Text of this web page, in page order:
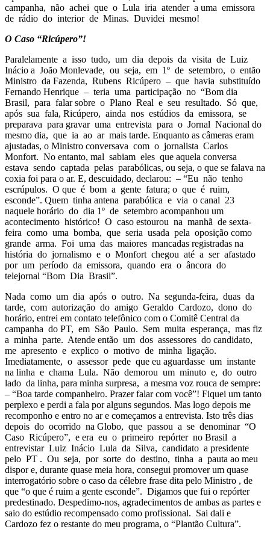
campanha, não achei que o Lula iria atender a uma emissora
de rádio do interior de Minas. Duvidei mesmo!
O Caso “Ricúpero”!
Paralelamente a isso tudo, um dia depois da visita de Luiz
Inácio a João Monlevade, ou seja, em 1º de setembro, o então
Ministro da Fazenda, Rubens Ricúpero – que havia substituído
Fernando Henrique – teria uma participação no “Bom dia
Brasil, para falar sobre o Plano Real e seu resultado. Só que,
após sua fala, Ricúpero, ainda nos estúdios da emissora, se
preparava para gravar uma entrevista para o Jornal Nacional do
mesmo dia, que ia ao ar mais tarde. Enquanto as câmeras eram
ajustadas, o Ministro conversava com o jornalista Carlos
Monfort. No entanto, mal sabiam eles que aquela conversa
estava sendo captada pelas parabólicas, ou seja, o que se falava na
coxia foi para o ar. E, descuidado, declarou: – “Eu não tenho
escrúpulos. O que é bom a gente fatura; o que é ruim,
esconde”. Quem tinha antena parabólica e via o canal 23
naquele horário do dia 1º de setembro acompanhou um
acontecimento histórico! O caso estourou na manhã de sexta-
feira como uma bomba, que seria usada pela oposição como
grande arma. Foi uma das maiores mancadas registradas na
história do jornalismo e o Monfort chegou até a ser afastado
por um período da emissora, quando era o âncora do
telejornal “Bom Dia Brasil”.
Nada como um dia após o outro. Na segunda-feira, duas da
tarde, com autorização do amigo Geraldo Cardozo, dono do
horário, entrei em contato telefônico com o Comitê Central da
campanha do PT, em São Paulo. Sem muita esperança, mas fiz
a minha parte. Atende então um dos assessores do candidato,
me apresento e explico o motivo de minha ligação.
Imediatamente, o assessor pede que eu aguardasse um instante
na linha e chama Lula. Não demorou um minuto e, do outro
lado da linha, para minha surpresa, a mesma voz rouca de sempre:
– “Boa tarde companheiro. Prazer falar com você”! Fiquei um tanto
perplexo e perdi a fala por alguns segundos. Mas logo depois me
recomponho e entro no ar e começamos a entrevista. Isto três dias
depois do ocorrido na Globo, que passou a se denominar “O
Caso Ricúpero”, e era eu o primeiro repórter no Brasil a
entrevistar Luiz Inácio Lula da Silva, candidato a presidente
pelo PT . Ou seja, por sorte do destino, tinha a pauta ao meu
dispor e, durante quase meia hora, consegui promover um quase
interrogatório sobre o caso da célebre frase dita pelo Ministro , de
que “o que é ruim a gente esconde”. Digamos que fui o repórter
predestinado. Despedimo-nos, agradecimentos de ambas as partes e
saio do estúdio recompensado como profissional. Sai dali e
Cardozo fez o restante do meu programa, o “Plantão Cultura”.